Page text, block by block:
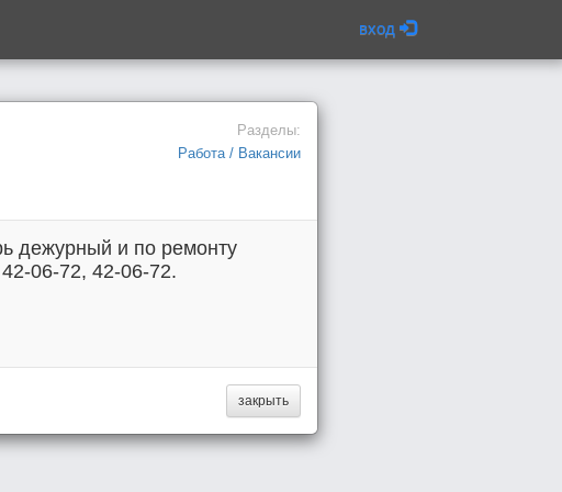
вход
Разделы:
Работа / Вакансии
дежурный и по ремонту
06-72, 42-06-72.
закрыть